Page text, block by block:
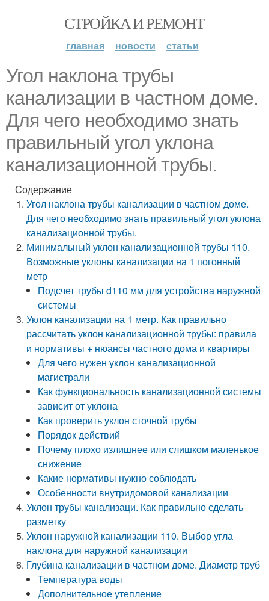
СТРОЙКА И РЕМОНТ
главная новости статьи
Угол наклона трубы
канализации в частном доме.
Для чего необходимо знать
правильный угол уклона
канализационной трубы.
Содержание
Угол наклона трубы канализации в частном доме.
Для чего необходимо знать правильный угол уклона
канализационной трубы.
Минимальный уклон канализационной трубы 110.
Возможные уклоны канализации на 1 погонный
метр
Подсчет трубы d110 мм для устройства наружной
системы
Уклон канализации на 1 метр. Как правильно
рассчитать уклон канализационной трубы: правила
и нормативы + нюансы частного дома и квартиры
Для чего нужен уклон канализационной
магистрали
Как функциональность канализационной системы
зависит от уклона
Как проверить уклон сточной трубы
Порядок действий
Почему плохо излишнее или слишком маленькое
снижение
Какие нормативы нужно соблюдать
Особенности внутридомовой канализации
Уклон трубы канализаци. Как правильно сделать
разметку
Уклон наружной канализации 110. Выбор угла
наклона для наружной канализации
Глубина канализации в частном доме. Диаметр труб
Температура воды
Дополнительное утепление